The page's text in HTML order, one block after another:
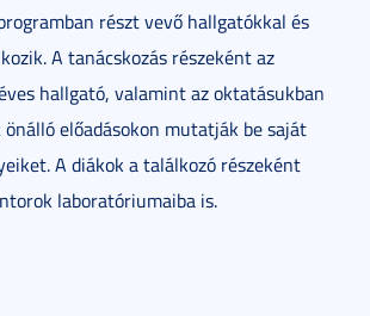
részt vevő hallgatókkal és
A tanácskozás részeként az
hallgató, valamint az oktatásukban
előadásokon mutatják be saját
A diákok a találkozó részeként
laboratóriumaiba is.